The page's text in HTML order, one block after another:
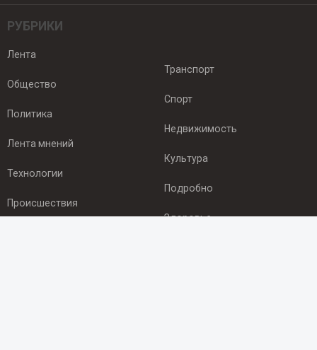
РУБРИКИ
Лента
Общество
Политика
Лента мнений
Технологии
Происшествия
Транспорт
Спорт
Недвижимость
Культура
Подробно
Здоровье